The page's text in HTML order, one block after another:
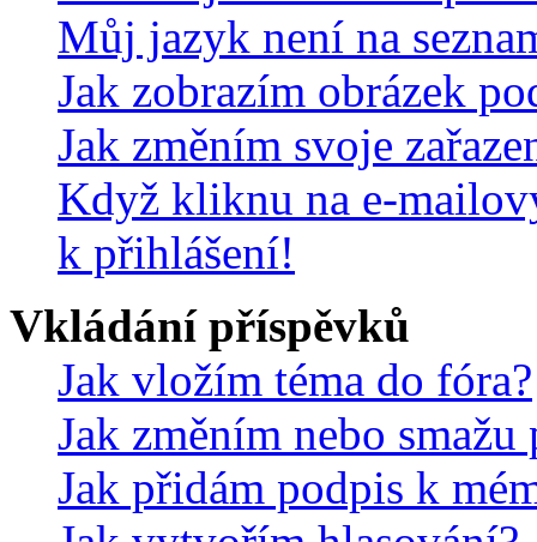
Můj jazyk není na
Jak zobrazím obrázek
Jak změním svoje
Když kliknu na e-
k přihlášení!
Vkládání příspěvků
Jak vložím téma do fóra?
Jak změním nebo smažu
Jak přidám podpis k